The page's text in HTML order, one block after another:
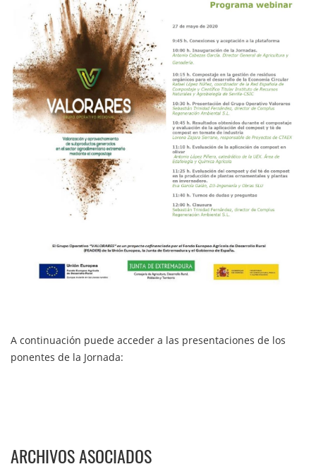
A continuación puede acceder a las presentaciones de los
ponentes de la Jornada:
ARCHIVOS ASOCIADOS